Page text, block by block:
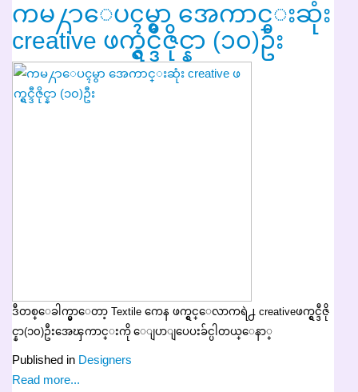
ကမ႓ာေပၚမွာ အေကာင္းဆုံး
creative ဖက္ရွင္ဒီဇိုင္နာ (၁၀)ဦး
ဒီတစ္ေခါက္မွာေတာ့ Textile ကေန ဖက္ရွင္ေလာကရဲ႕ creativeဖက္ရွင္ဒီဇို
င္နာ(၁၀)ဦးအေၾကာင္းကို ေျပာျပေပးခ်င္ပါတယ္ေနာ္
Published in Designers
Read more...